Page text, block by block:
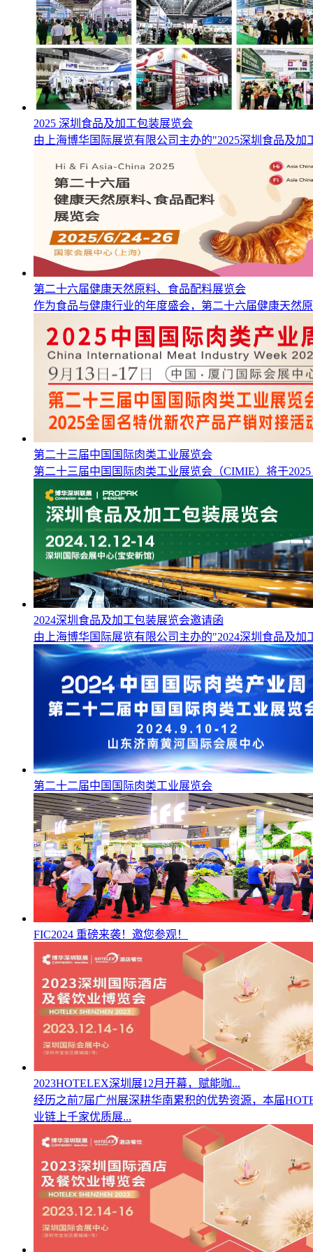
2025 深圳食品及加工包装展览会
由上海博华国际展览有限公司主办的"2025深圳食品及
第二十六届健康天然原料、食品配料展览会
作为食品与健康行业的年度盛会，第二十六届健康天然
第二十三届中国国际肉类工业展览会
第二十三届中国国际肉类工业展览会（CIMIE）将于
2024深圳食品及加工包装展览会邀请函
由上海博华国际展览有限公司主办的"2024深圳食品及
第二十二届中国国际肉类工业展览会
FIC2024 重磅来袭！邀您参观！
2023HOTELEX深圳展12月开幕，赋能咖...
经历之前7届广州展深耕华南累积的优势资源，本届
业链上千家优质展...